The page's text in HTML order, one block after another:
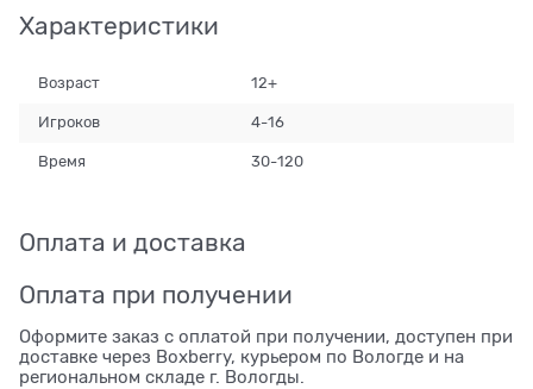
Характеристики
Возраст 12+
Игроков 4-16
Время 30-120
Оплата и доставка
Оплата при получении
Оформите заказ с оплатой при получении, доступен при
доставке через Boxberry, курьером по Вологде и на
региональном складе г. Вологды.